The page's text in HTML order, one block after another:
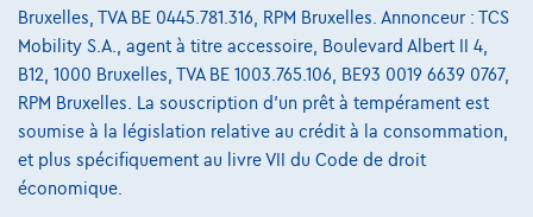
BMW Serie 2
223 i x Drive M sport Harman/Kardon panodak dig.airco alu19
01/2023
32.184 km Essence
Automatique
160 kW ( 218 CV )
€31.900
Bruxelles, TVA BE 0445.781.316, RPM Bruxelles. Annonceur : TCS
Mobility S.A., agent à titre accessoire, Boulevard Albert II 4,
B12, 1000 Bruxelles, TVA BE 1003.765.106, BE93 0019 6639 0767,
RPM Bruxelles. La souscription d'un prêt à tempérament est
soumise à la législation relative au crédit à la consommation,
et plus spécifiquement au livre VII du Code de droit
économique.